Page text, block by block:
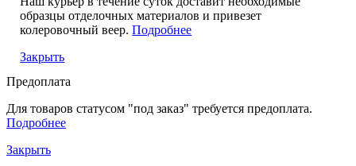
образцы отделочных материалов и привезет
колеровочный веер.Подробнее
Закрыть
Предоплата
Для товаров статусом "под заказ" требуется предоплата.
Подробнее
Закрыть